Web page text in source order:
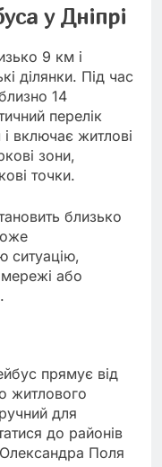
у Дніпрі
9 км і
ділянки. Під час
14
перелік
включає житлові
зони,
точки.
близько
ситуацію,
мережі або
прямує від
житлового
для
до районів
Поля